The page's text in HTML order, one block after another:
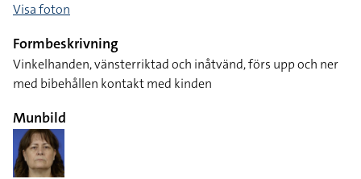
Visa foton
Formbeskrivning
Vinkelhanden, vänsterriktad och inåtvänd, förs upp och ner
med bibehållen kontakt med kinden
Munbild